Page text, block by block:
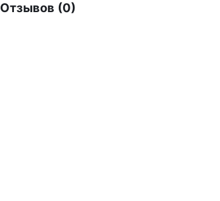
Отзывов (0)